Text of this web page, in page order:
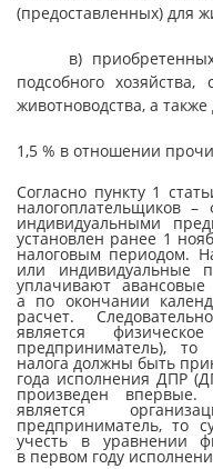
(предоставленных) для
в)
подсобного хозяйства,
животноводства, а также
1,5 % в отношении
Согласно пункту 1
налогоплательщиков
индивидуальными
установлен ранее 1
налоговым периодом.
или индивидуальные
уплачивают
а по окончании
расчет.
является
предприниматель),
налога должны быть
года исполнения ДПР
произведен
является
предприниматель, то
учесть в уравнении
в первом году